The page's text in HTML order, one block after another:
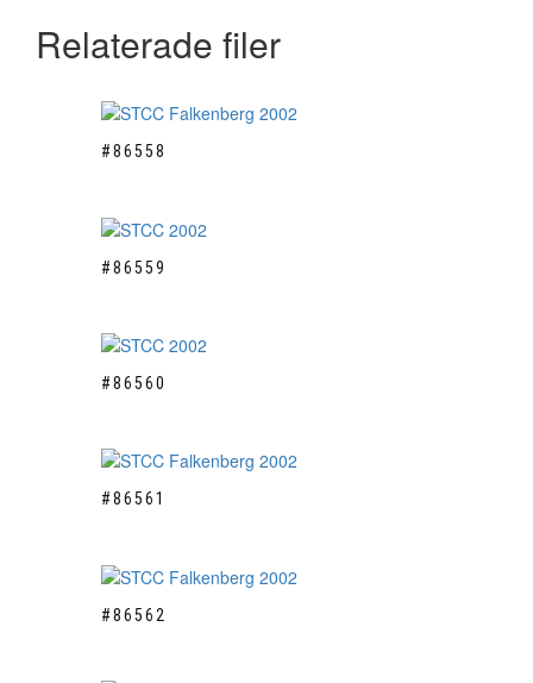
Relaterade filer
#86558
#86559
#86560
#86561
#86562